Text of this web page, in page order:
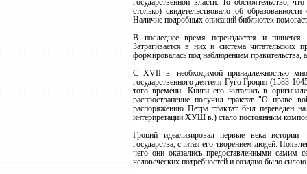
государственной власти. То обстоятельство,
столько) свидетельствовало об
Наличие подробных описаний библиотек
В последнее время переиздается и
Затрагивается в них и система читательских
формировалась под наблюдением правительства,
С ХVII в. необходимой принадлежностью
государственного деятеля Гуго Гроция (1583-
того времени. Книги его читались в
распространение получил трактат "О
распоряжению Петра трактат был переведен
интерпретации ХУШ в.) стало постоянным
Гроций идеализировал первые века истории
государства, считая его творением людей.
чего они оказались предоставленными самим
человеческих потребностей и создано было